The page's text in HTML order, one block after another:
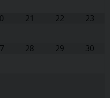
21 22 23
28 29 30